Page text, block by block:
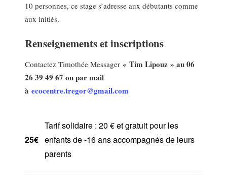
10 personnes, ce stage s’adresse aux débutants comme
aux initiés.
Renseignements et inscriptions
Contactez Timothée Messager « Tim Lipouz » au 06
26 39 49 67 ou par mail
à ecocentre.tregor@gmail.com
25€
Tarif solidaire : 20 € et gratuit pour les
enfants de -16 ans accompagnés de leurs
parents